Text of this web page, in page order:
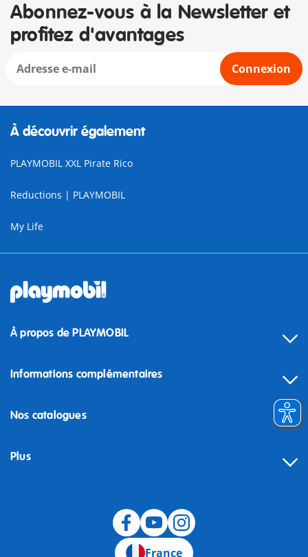
Abonnez-vous à la Newsletter et
profitez d'avantages
Connexion
À découvrir également
PLAYMOBIL XXL Pirate Rico
Reductions | PLAYMOBIL
My Life
À propos de PLAYMOBIL
Informations complémentaires
Nos catalogues
Plus
France